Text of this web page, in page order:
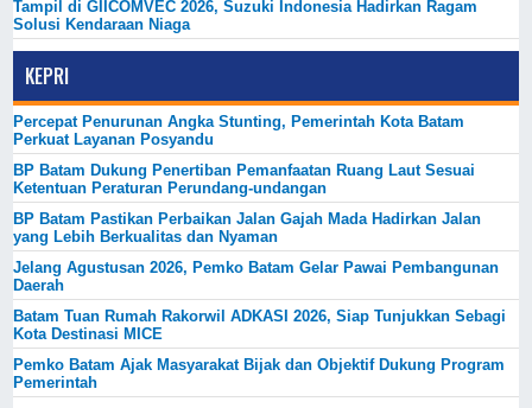
Tampil di GIICOMVEC 2026, Suzuki Indonesia Hadirkan Ragam
Solusi Kendaraan Niaga
KEPRI
Percepat Penurunan Angka Stunting, Pemerintah Kota Batam
Perkuat Layanan Posyandu
BP Batam Dukung Penertiban Pemanfaatan Ruang Laut Sesuai
Ketentuan Peraturan Perundang-undangan
BP Batam Pastikan Perbaikan Jalan Gajah Mada Hadirkan Jalan
yang Lebih Berkualitas dan Nyaman
Jelang Agustusan 2026, Pemko Batam Gelar Pawai Pembangunan
Daerah
Batam Tuan Rumah Rakorwil ADKASI 2026, Siap Tunjukkan Sebagi
Kota Destinasi MICE
Pemko Batam Ajak Masyarakat Bijak dan Objektif Dukung Program
Pemerintah